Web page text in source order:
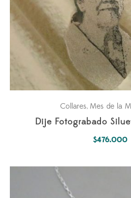
Collares, Mes de la
Dije Fotograbado
$476.000